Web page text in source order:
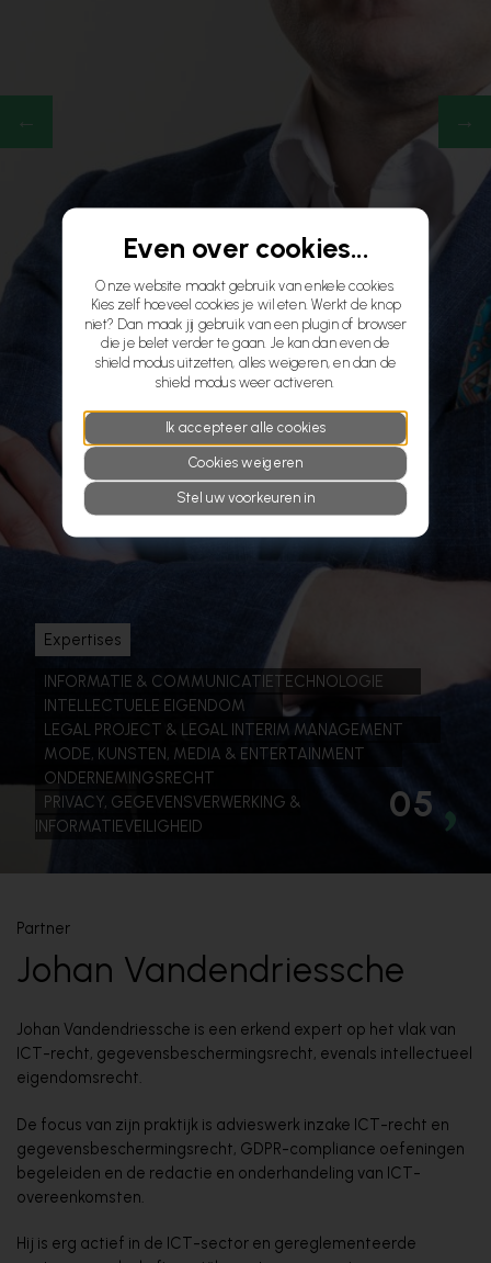
Expertises
INFORMATIE & COMMUNICATIETECHNOLOGIE
INTELLECTUELE EIGENDOM
LEGAL PROJECT & LEGAL INTERIM MANAGEMENT
MODE, KUNSTEN, MEDIA & ENTERTAINMENT
ONDERNEMINGSRECHT
PRIVACY, GEGEVENSVERWERKING &
INFORMATIEVEILIGHEID
05
Partner
Johan Vandendriessche
Johan Vandendriessche is een erkend expert op het vlak van
ICT-recht, gegevensbeschermingsrecht, evenals intellectueel
eigendomsrecht.
De focus van zijn praktijk is advieswerk inzake ICT-recht en
gegevensbeschermingsrecht, GDPR-compliance oefeningen
begeleiden en de redactie en onderhandeling van ICT-
overeenkomsten.
Hij is erg actief in de ICT-sector en gereglementeerde
Even over cookies...
Onze website maakt gebruik van enkele cookies.
Kies zelf hoeveel cookies je wil eten. Werkt de knop
niet? Dan maak jij gebruik van een plugin of browser
die je belet verder te gaan. Je kan dan even de
shield modus uitzetten, alles weigeren, en dan de
shield modus weer activeren.
Ik accepteer alle cookies
Cookies weigeren
Stel uw voorkeuren in